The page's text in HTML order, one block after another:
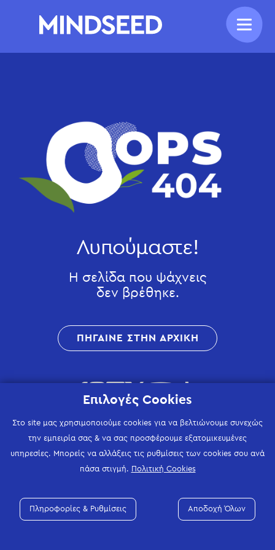
Λυπούμαστε!
Η σελίδα που ψάχνεις
δεν βρέθηκε.
ΠΗΓΑΙΝΕ ΣΤΗΝ ΑΡΧΙΚΗ
Επιλογές Cookies
Στο site μας χρησιμοποιούμε cookies για να βελτιώνουμε συνεχώς
την εμπειρία σας & να σας προσφέρουμε εξατομικευμένες
υπηρεσίες. Μπορείς να αλλάξεις τις ρυθμίσεις των cookies σου ανά
πάσα στιγμή. Πολιτική Cookies
Πληροφορίες & Ρυθμίσεις Αποδοχή Όλων